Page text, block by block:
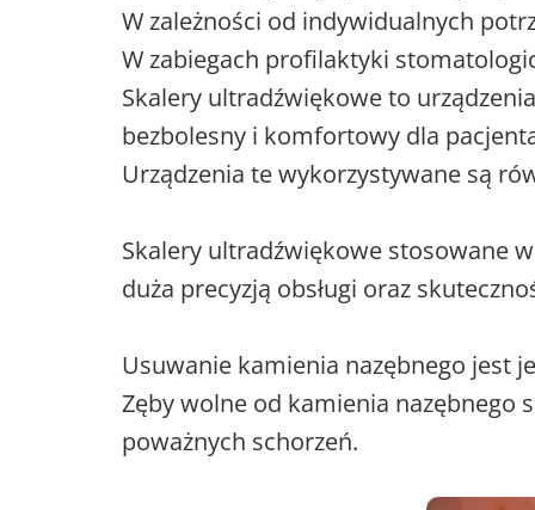
W zależności od indywidualnych
W zabiegach profilaktyki
Skalery ultradźwiękowe to
bezbolesny i komfortowy dla
Urządzenia te wykorzystywane są
Skalery ultradźwiękowe stosowane
duża precyzją obsługi oraz
Usuwanie kamienia nazębnego jest
Zęby wolne od kamienia nazębnego
poważnych schorzeń.